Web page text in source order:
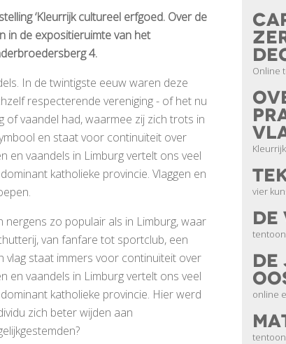
‘Kleurrijk cultureel erfgoed. Over de
in de expositieruimte van het
4.
In de twintigste eeuw waren deze
respecterende vereniging - of het nu
vaandel had, waarmee zij zich trots in
en staat voor continuïteit over
en vaandels in Limburg vertelt ons veel
katholieke provincie. Vlaggen en
nergens zo populair als in Limburg, waar
van fanfare tot sportclub, een
vlag staat immers voor continuïteit over
en vaandels in Limburg vertelt ons veel
katholieke provincie. Hier werd
zich beter wijden aan
Online
vier
online